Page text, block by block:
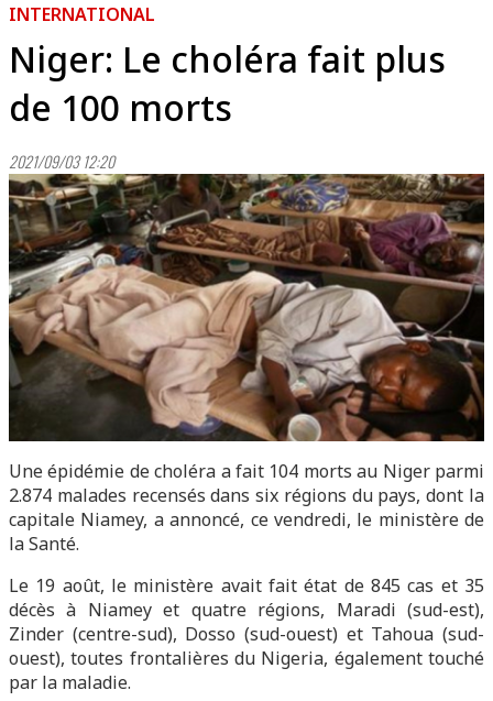
INTERNATIONAL
Niger: Le choléra fait plus
de 100 morts
2021/09/03 12:20
Une épidémie de choléra a fait 104 morts au Niger parmi
2.874 malades recensés dans six régions du pays, dont la
capitale Niamey, a annoncé, ce vendredi, le ministère de
la Santé.
Le 19 août, le ministère avait fait état de 845 cas et 35
décès à Niamey et quatre régions, Maradi (sud-est),
Zinder (centre-sud), Dosso (sud-ouest) et Tahoua (sud-
ouest), toutes frontalières du Nigeria, également touché
par la maladie.